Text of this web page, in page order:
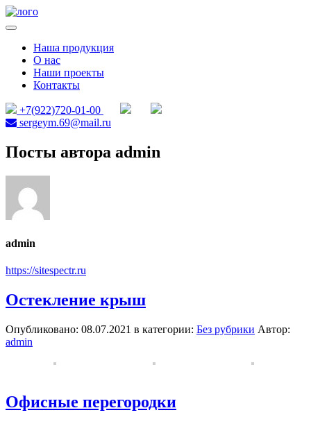
конструкции
Меню
Наша продукция
О нас
Наши проекты
Контакты
+7(922)720-01-00
sergeym.69@mail.ru
Посты автора admin
admin
https://sitespectr.ru
Остекление крыш
Опубликовано: 08.07.2021 в категории: Без рубрики Автор:
admin
Офисные перегородки